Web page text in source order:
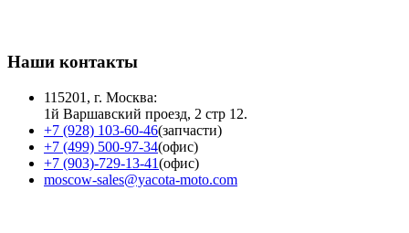
Наши контакты
115201, г. Москва:
1й Варшавский проезд, 2 стр 12.
+7 (928) 103-60-46(запчасти)
+7 (499) 500-97-34(офис)
+7 (903)-729-13-41(офис)
moscow-sales@yacota-moto.com